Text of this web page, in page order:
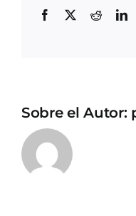
Facebook
X Reddit
Sobre el Autor: